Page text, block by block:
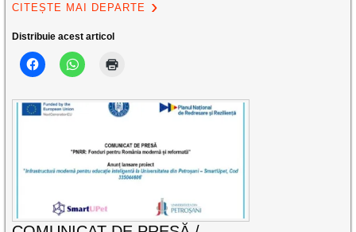
CITEȘTE MAI DEPARTE
Distribuie acest articol